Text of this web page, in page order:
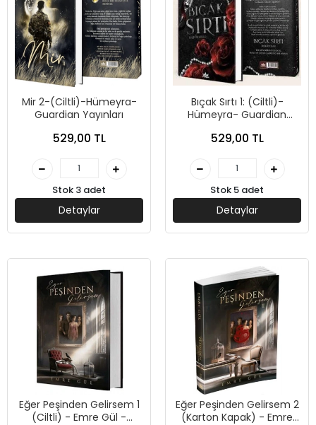
Mir 2-(Ciltli)-Hümeyra-
Guardian Yayınları
529,00 TL
Stok 3 adet
Detaylar
Bıçak Sırtı 1: (Ciltli)-
Hümeyra- Guardian
529,00 TL
Stok 5 adet
Detaylar
Eğer Peşinden Gelirsem 1
(Ciltli) - Emre Gül -
Eğer Peşinden Gelirsem 2
(Karton Kapak) - Emre